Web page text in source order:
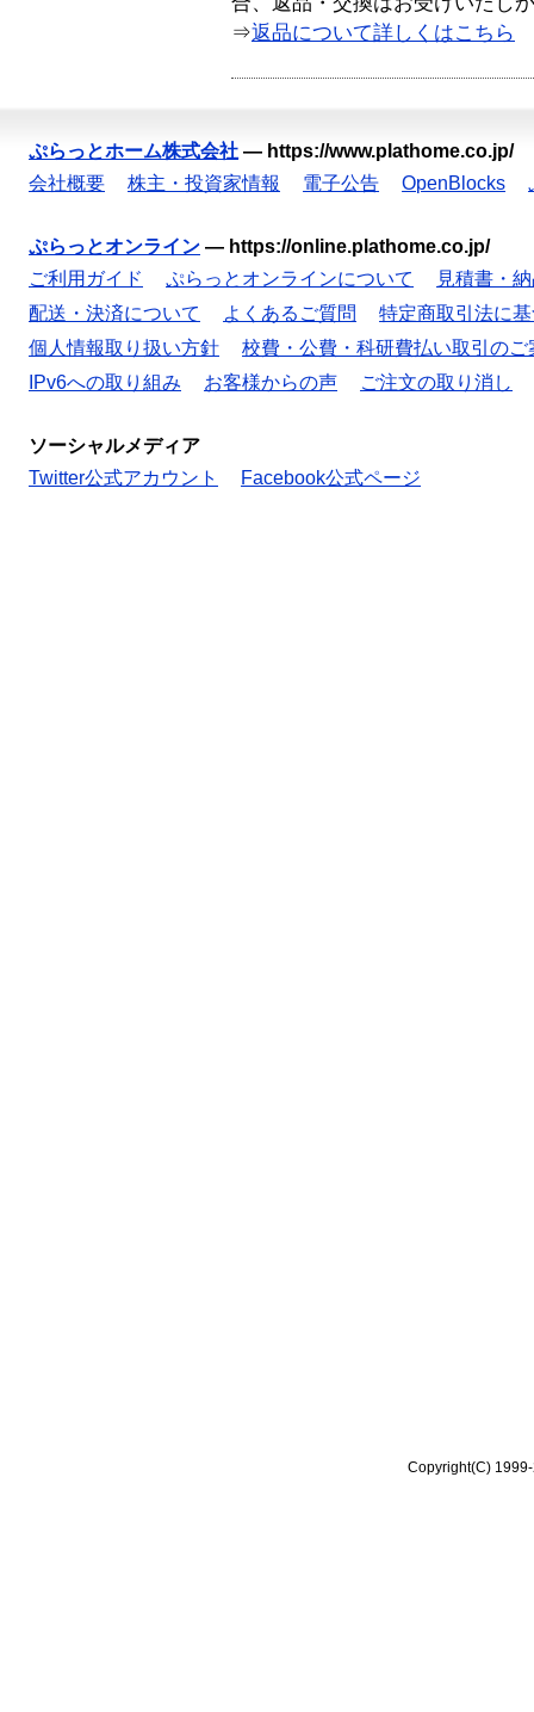
⇒返品について詳しくはこちら
ぷらっとホーム株式会社 — https://www.plathome.co.jp/
会社概要
株主・投資家情報 電子公告 OpenBlocks
ぷらっとオンライン — https://online.plathome.co.jp/
ご利用ガイド
ぷらっとオンラインについて
見積書・
配送・決済について
よくあるご質問
特定商取引法に
個人情報取り扱い方針
校費・公費・科研費払い取引のご
IPv6への取り組み
お客様からの声 ご注文の取り消し
ソーシャルメディア
Twitter公式アカウント
Facebook公式ページ
Copyright(C)